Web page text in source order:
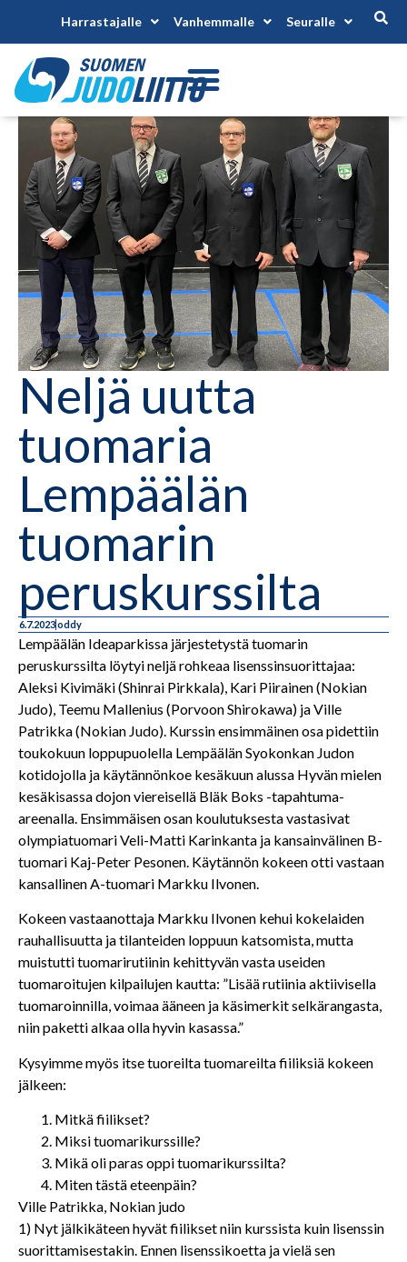
Harrastajalle Vanhemmalle Seuralle
Neljä uutta
tuomaria
Lempäälän
tuomarin
peruskurssilta
6.7.2023oddy
Lempäälän Ideaparkissa järjestetystä tuomarin
peruskurssilta löytyi neljä rohkeaa lisenssinsuorittajaa:
Aleksi Kivimäki (Shinrai Pirkkala), Kari Piirainen (Nokian
Judo), Teemu Mallenius (Porvoon Shirokawa) ja Ville
Patrikka (Nokian Judo). Kurssin ensimmäinen osa pidettiin
toukokuun loppupuolella Lempäälän Syokonkan Judon
kotidojolla ja käytännönkoe kesäkuun alussa Hyvän mielen
kesäkisassa dojon viereisellä Bläk Boks -tapahtuma-
areenalla. Ensimmäisen osan koulutuksesta vastasivat
olympiatuomari Veli-Matti Karinkanta ja kansainvälinen B-
tuomari Kaj-Peter Pesonen. Käytännön kokeen otti vastaan
kansallinen A-tuomari Markku Ilvonen.
Kokeen vastaanottaja Markku Ilvonen kehui kokelaiden
rauhallisuutta ja tilanteiden loppuun katsomista, mutta
muistutti tuomarirutiinin kehittyvän vasta useiden
tuomaroitujen kilpailujen kautta: ”Lisää rutiinia aktiivisella
tuomaroinnilla, voimaa ääneen ja käsimerkit selkärangasta,
niin paketti alkaa olla hyvin kasassa.”
Kysyimme myös itse tuoreilta tuomareilta fiiliksiä kokeen
jälkeen:
Mitkä fiilikset?
Miksi tuomarikurssille?
Mikä oli paras oppi tuomarikurssilta?
Miten tästä eteenpäin?
Ville Patrikka, Nokian judo
1) Nyt jälkikäteen hyvät fiilikset niin kurssista kuin lisenssin
suorittamisestakin. Ennen lisenssikoetta ja vielä sen